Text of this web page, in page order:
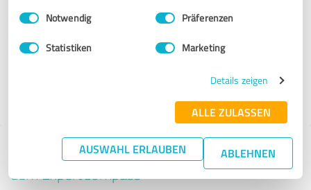
Impressum Datenschutzbestimmungen
Einwilligungsauswahl
Notwendig Präferenzen
Statistiken Marketing
Details zeigen
ALLE ZULASSEN
AUSWAHL ERLAUBEN ABLEHNEN
Günter Mainka
Tipp: Die passenden Experten finden - mit
dem ExpertCompass